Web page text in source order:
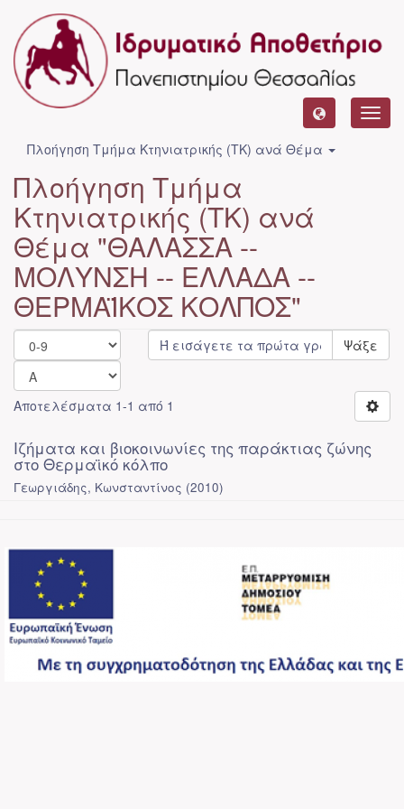
Πλοήγηση Τμήμα Κτηνιατρικής (ΤΚ) ανά Θέμα
Πλοήγηση Τμήμα
Κτηνιατρικής (ΤΚ) ανά
Θέμα "ΘΑΛΑΣΣΑ --
ΜΟΛΥΝΣΗ -- ΕΛΛΑΔΑ --
ΘΕΡΜΑΪΚΟΣ ΚΟΛΠΟΣ"
Ψάξε
Αποτελέσματα 1-1 από 1
Ιζήματα και βιοκοινωνίες της παράκτιας ζώνης
στο Θερμαϊκό κόλπο
Γεωργιάδης, Κωνσταντίνος (2010)